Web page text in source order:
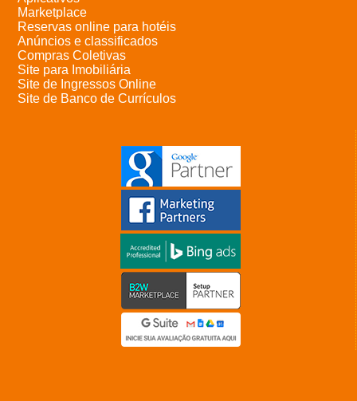
Marketplace
Reservas online para hotéis
Anúncios e classificados
Compras Coletivas
Site para Imobiliária
Site de Ingressos Online
Site de Banco de Currículos